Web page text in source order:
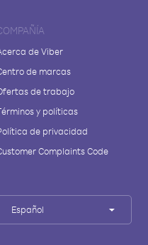
de Viber
de marcas
de trabajo
y políticas
de privacidad
Complaints Code
Español